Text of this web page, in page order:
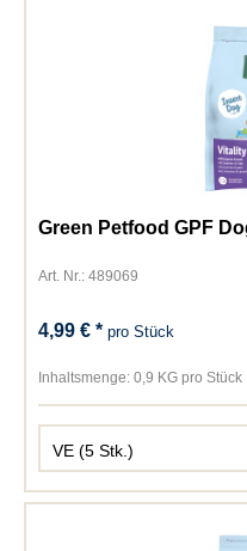
Green Petfood GPF
Art. Nr.: 489069
4,99 € *pro Stück
Inhaltsmenge: 0,9 KG pro Stück